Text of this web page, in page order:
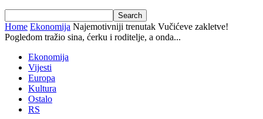
Home Ekonomija Najemotivniji trenutak Vučićeve zakletve!
Pogledom tražio sina, ćerku i roditelje, a onda...
Ekonomija
Vijesti
Europa
Kultura
Ostalo
RS